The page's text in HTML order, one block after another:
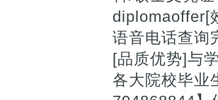
diplomaoffer[
语音电话查询
[品质优势]与
各大院校毕业